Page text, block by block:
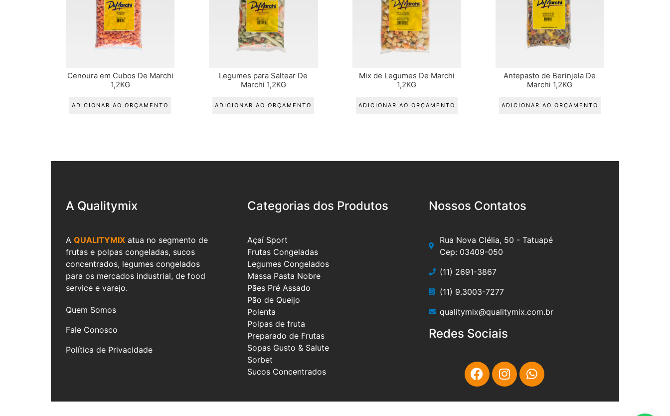
Cenoura em Cubos De Marchi
1,2KG
ADICIONAR AO ORÇAMENTO
Legumes para Saltear De
Marchi 1,2KG
ADICIONAR AO ORÇAMENTO
Mix de Legumes De Marchi
1,2KG
ADICIONAR AO ORÇAMENTO
Antepasto de Berinjela De
Marchi 1,2KG
ADICIONAR AO ORÇAMENTO
A Qualitymix
A QUALITYMIX atua no segmento de
frutas e polpas congeladas, sucos
concentrados, legumes congelados
para os mercados industrial, de food
service e varejo.
Quem Somos
Fale Conosco
Política de Privacidade
Categorias dos Produtos
Açaí Sport
Frutas Congeladas
Legumes Congelados
Massa Pasta Nobre
Pães Pré Assado
Pão de Queijo
Polenta
Polpas de fruta
Preparado de Frutas
Sopas Gusto & Salute
Sorbet
Sucos Concentrados
Nossos Contatos
Rua Nova Clélia, 50 - Tatuapé
Cep: 03409-050
(11) 2691-3867
(11) 9.3003-7277
qualitymix@qualitymix.com.br
Redes Sociais